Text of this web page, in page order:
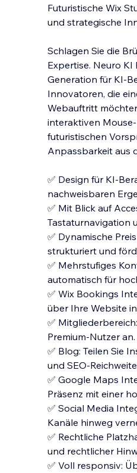
Futuristische Wix
und strategische
Schlagen Sie die
Expertise. Neuro
Generation für KI-
Innovatoren, die
Webauftritt
interaktiven
futuristischen
Anpassbarkeit aus
✅ Design für KI-
nachweisbaren
✅ Mit Blick auf
Tastaturnavigation
✅ Dynamische
strukturiert und
✅ Mehrstufiges
automatisch für
✅ Wix Bookings
über Ihre Website
✅
Premium-Nutzer an.
✅ Blog: Teilen Sie
und SEO-
✅ Google Maps
Präsenz mit einer
✅ Social Media
Kanäle hinweg
✅ Rechtliche
und rechtlicher
✅ Voll responsiv: